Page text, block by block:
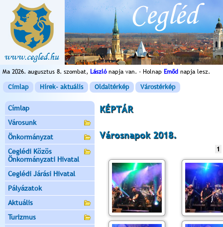
Ma 2026. augusztus 8. szombat, Lászlónapja van. - Holnap Emőd napja lesz.
Címlap Hírek- aktuális Oldaltérkép Várostérkép
Címlap
Városunk
Önkormányzat
Ceglédi Közös
Önkormányzati Hivatal
Ceglédi Járási Hivatal
Pályázatok
Aktuális
Turizmus
KÉPTÁR
Városnapok 2018.
1